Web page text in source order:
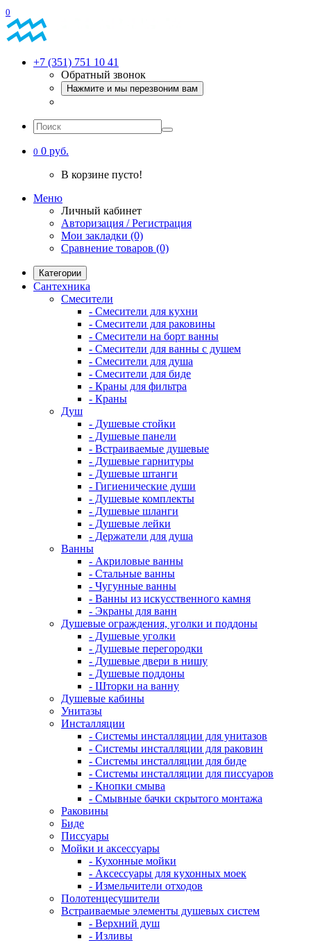
0
+7 (351) 751 10 41
Обратный звонок
Нажмите и мы перезвоним вам
0 0 руб.
В корзине пусто!
Меню
Личный кабинет
Авторизация / Регистрация
Мои закладки (0)
Сравнение товаров (0)
Категории
Сантехника
Смесители
- Смесители для кухни
- Смесители для раковины
- Смесители на борт ванны
- Смесители для ванны с душем
- Смесители для душа
- Смесители для биде
- Краны для фильтра
- Краны
Душ
- Душевые стойки
- Душевые панели
- Встраиваемые душевые
- Душевые гарнитуры
- Душевые штанги
- Гигиенические души
- Душевые комплекты
- Душевые шланги
- Душевые лейки
- Держатели для душа
Ванны
- Акриловые ванны
- Стальные ванны
- Чугунные ванны
- Ванны из искусственного камня
- Экраны для ванн
Душевые ограждения, уголки и поддоны
- Душевые уголки
- Душевые перегородки
- Душевые двери в нишу
- Душевые поддоны
- Шторки на ванну
Душевые кабины
Унитазы
Инсталляции
- Системы инсталляции для унитазов
- Системы инсталляции для раковин
- Системы инсталляции для биде
- Системы инсталляции для писсуаров
- Кнопки смыва
- Смывные бачки скрытого монтажа
Раковины
Биде
Писсуары
Мойки и аксессуары
- Кухонные мойки
- Аксессуары для кухонных моек
- Измельчители отходов
Полотенцесушители
Встраиваемые элементы душевых систем
- Верхний душ
- Изливы